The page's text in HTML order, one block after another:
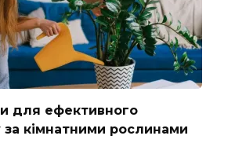
для ефективного
кімнатними рослинами